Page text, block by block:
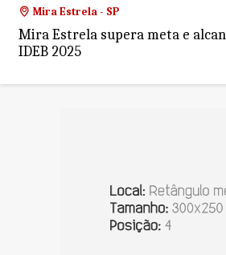
Mira Estrela - SP
Mira Estrela supera meta e
IDEB 2025